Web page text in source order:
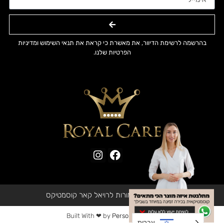
בהרשמה לרשימת הדיוור, את מאשרת כי קראת את תנאי השימוש ומדיניות
הפרטיות שלנו.
© כל הזכויות שמורות לרויאל קאר קוסמטיקס
Built With ❤ by Personal Group